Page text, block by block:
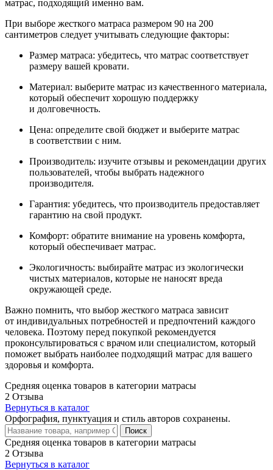
матрас, подходящий именно вам.
При выборе жесткого матраса размером 90 на 200
сантиметров следует учитывать следующие факторы:
Размер матраса: убедитесь, что матрас соответствует
размеру вашей кровати.
Материал: выберите матрас из качественного материала,
который обеспечит хорошую поддержку
и долговечность.
Цена: определите свой бюджет и выберите матрас
в соответствии с ним.
Производитель: изучите отзывы и рекомендации других
пользователей, чтобы выбрать надежного
производителя.
Гарантия: убедитесь, что производитель предоставляет
гарантию на свой продукт.
Комфорт: обратите внимание на уровень комфорта,
который обеспечивает матрас.
Экологичность: выбирайте матрас из экологически
чистых материалов, которые не наносят вреда
окружающей среде.
Важно помнить, что выбор жесткого матраса зависит
от индивидуальных потребностей и предпочтений каждого
человека. Поэтому перед покупкой рекомендуется
проконсультироваться с врачом или специалистом, который
поможет выбрать наиболее подходящий матрас для вашего
здоровья и комфорта.
Средняя оценка товаров в категории матрасы
2 Отзыва
Вернуться в каталог
Орфография, пунктуация и стиль авторов сохранены.
Поиск
Средняя оценка товаров в категории матрасы
2 Отзыва
Вернуться в каталог